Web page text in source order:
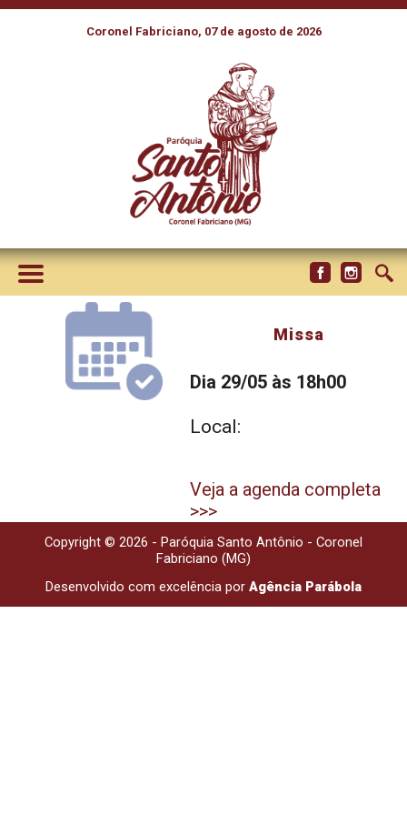
Coronel Fabriciano, 07 de agosto de 2026
Missa
Dia 29/05 às 18h00
Local:
Veja a agenda completa
>>>
Copyright © 2026 - Paróquia Santo Antônio - Coronel
Fabriciano (MG)
Desenvolvido com excelência por Agência Parábola